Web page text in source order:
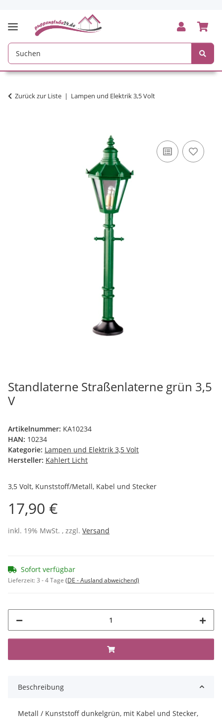
Zurück zur Liste Lampen und Elektrik 3,5 Volt
Standlaterne Straßenlaterne grün 3,5
V
Artikelnummer: KA10234
HAN: 10234
Kategorie: Lampen und Elektrik 3,5 Volt
Hersteller: Kahlert Licht
3,5 Volt, Kunststoff/Metall, Kabel und Stecker
17,90 €
inkl. 19% MwSt. , zzgl. Versand
Sofort verfügbar
Lieferzeit:3 - 4 Tage (DE - Ausland abweichend)
Beschreibung
Metall / Kunststoff dunkelgrün, mit Kabel und Stecker,